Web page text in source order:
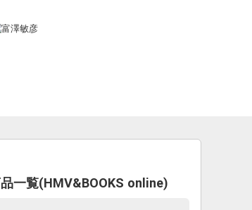
一覧(HMV&BOOKS online)